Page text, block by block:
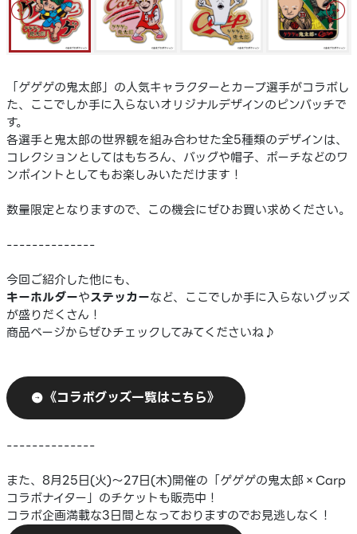
「ゲゲゲの鬼太郎」の人気キャラクターとカープ選手がコラボし
た、ここでしか手に入らないオリジナルデザインのピンバッチで
す。
各選手と鬼太郎の世界観を組み合わせた全5種類のデザインは、
コレクションとしてはもちろん、バッグや帽子、ポーチなどのワ
ンポイントとしてもお楽しみいただけます！
数量限定となりますので、この機会にぜひお買い求めください。
--------------
今回ご紹介した他にも、
キーホルダーやステッカーなど、ここでしか手に入らないグッズ
が盛りだくさん！
商品ページからぜひチェックしてみてくださいね♪
《コラボグッズ一覧はこちら》
--------------
また、8月25日(火)～27日(木)開催の「ゲゲゲの鬼太郎×Carp
コラボナイター」のチケットも販売中！
コラボ企画満載な3日間となっておりますのでお見逃しなく！